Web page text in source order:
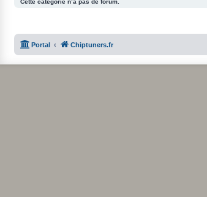
Cette catégorie n’a pas de forum.
Portal Chiptuners.fr